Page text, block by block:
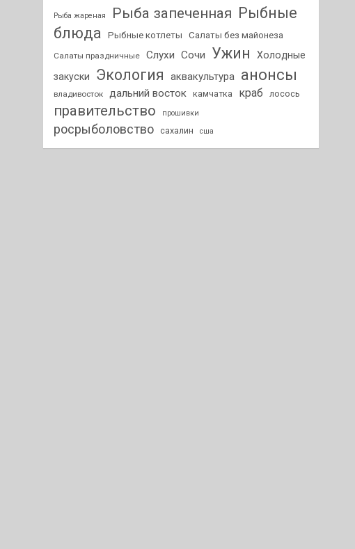
Рыба жареная Рыба запеченная Рыбные
блюда
Рыбные котлеты Салаты без майонеза
Салаты праздничные Слухи Сочи Ужин
Холодные
закуски
Экология аквакультура анонсы
владивосток дальний восток камчатка краб лосось
правительство прошивки
росрыболовство сахалин сша